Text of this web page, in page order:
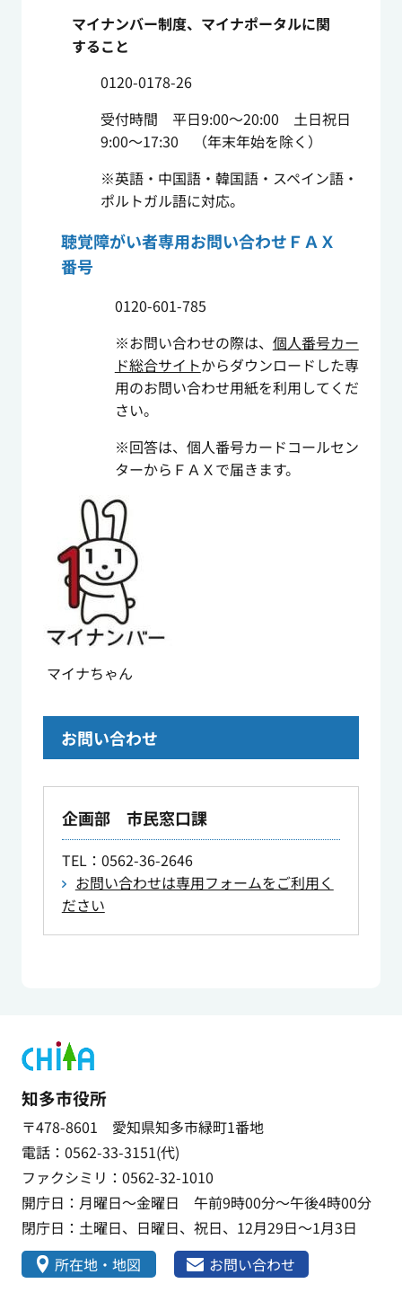
マイナンバー制度、マイナポータルに関
すること
0120-0178-26
受付時間 平日9:00～20:00 土日祝日
9:00～17:30 （年末年始を除く）
※英語・中国語・韓国語・スペイン語・
ポルトガル語に対応。
聴覚障がい者専用お問い合わせＦＡＸ
番号
0120-601-785
※お問い合わせの際は、 個人番号カー
ド総合サイトからダウンロードした専
用のお問い合わせ用紙を利用してくだ
さい。
※回答は、個人番号カードコールセン
ターからＦＡＸで届きます。
マイナちゃん
お問い合わせ
企画部 市民窓口課
TEL ：0562-36-2646
お問い合わせは専用フォームをご利用く
ださい
知多市役所
〒478-8601 愛知県知多市緑町1番地
電話：0562-33-3151(代)
ファクシミリ：0562-32-1010
開庁日：月曜日～金曜日 午前9時00分～午後4時00分
閉庁日：土曜日、日曜日、祝日、12月29日～1月3日
所在地・地図
お問い合わせ